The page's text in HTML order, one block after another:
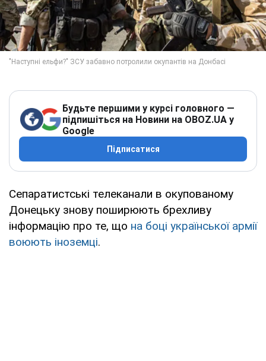
Будьте першими у курсі головного —
підпишіться на Новини на OBOZ.UA у
Google
Підписатися
Сепаратистські телеканали в окупованому
Донецьку знову поширюють брехливу
інформацію про те, що на боці української армії
воюють іноземці.